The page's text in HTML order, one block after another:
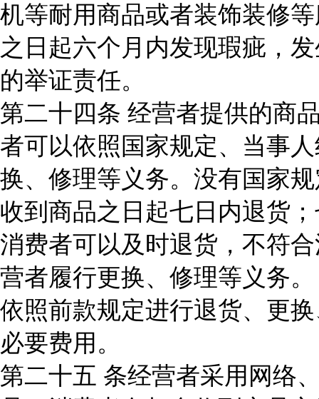
机等耐用商品或者装饰装修
之日起六个月内发现瑕疵，
的举证责任。
第二十四条 经营者提供的商
者可以依照国家规定、当事
换、修理等义务。没有国家
收到商品之日起七日内退货
消费者可以及时退货，不符
营者履行更换、修理等义务。
依照前款规定进行退货、更
必要费用。
第二十五 条经营者采用网络